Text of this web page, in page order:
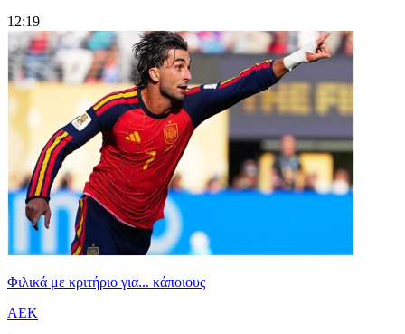
12:19
Φιλικά με κριτήριο για... κάποιους
ΑΕΚ